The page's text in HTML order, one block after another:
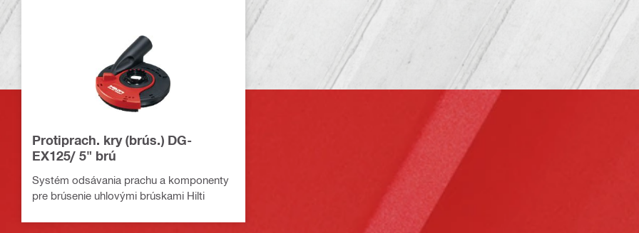
Protiprach. kry (brús.) DG-
EX125/ 5" brú
Systém odsávania prachu a komponenty
pre brúsenie uhlovými brúskami Hilti